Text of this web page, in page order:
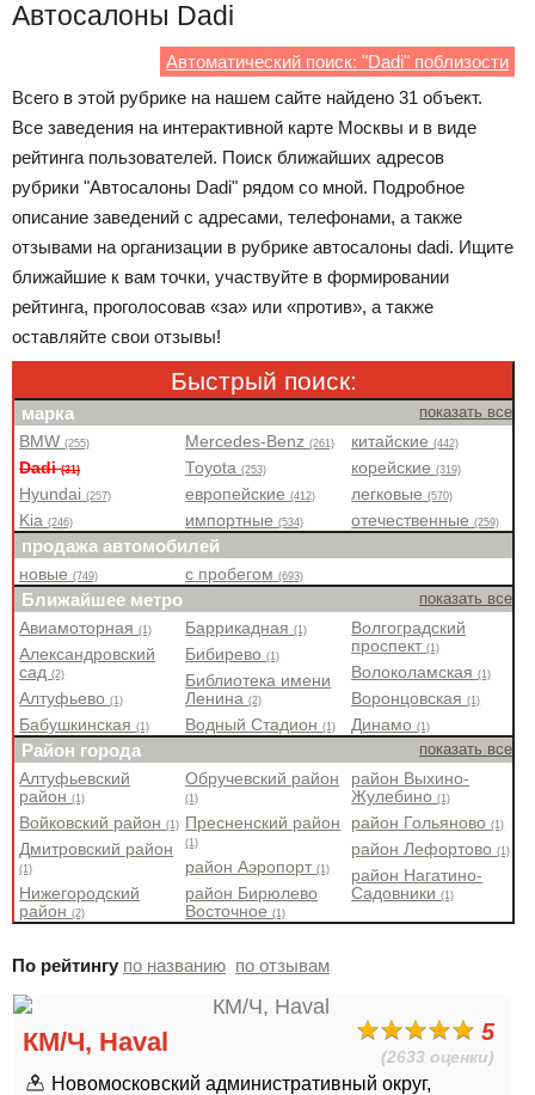
Автосалоны Dadi
Автоматический поиск: "Dadi" поблизости
Всего в этой рубрике на нашем сайте найдено 31 объект.
Все заведения на интерактивной карте Москвы и в виде
рейтинга пользователей. Поиск ближайших адресов
рубрики "Автосалоны Dadi" рядом со мной. Подробное
описание заведений с адресами, телефонами, а также
отзывами на организации в рубрике автосалоны dadi. Ищите
ближайшие к вам точки, участвуйте в формировании
рейтинга, проголосовав «за» или «против», а также
оставляйте свои отзывы!
Быстрый поиск:
марка показать все
BMW(255)
Dadi(31)
Hyundai(257)
Kia(246)
Mercedes-Benz(261)
Toyota(253)
европейские(412)
импортные(534)
китайские(442)
корейские(319)
легковые(570)
отечественные(259)
продажа автомобилей
новые(749) с пробегом(693)
Ближайшее метро показать все
Авиамоторная(1)
Александровский
сад(2)
Алтуфьево(1)
Бабушкинская(1)
Баррикадная(1)
Бибирево(1)
Библиотека имени
Ленина(2)
Водный Стадион(1)
Волгоградский
проспект(1)
Волоколамская(1)
Воронцовская(1)
Динамо(1)
Район города показать все
Алтуфьевский
район(1)
Войковский район(1)
Дмитровский район
(1)
Нижегородский
район(2)
Обручевский район
(1)
Пресненский район
(1)
район Аэропорт(1)
район Бирюлево
Восточное(1)
район Выхино-
Жулебино(1)
район Гольяново(1)
район Лефортово(1)
район Нагатино-
Садовники(1)
По рейтингу по названию по отзывам
5
(2633 оценки)
КМ/Ч, Haval
Новомосковский административный округ,